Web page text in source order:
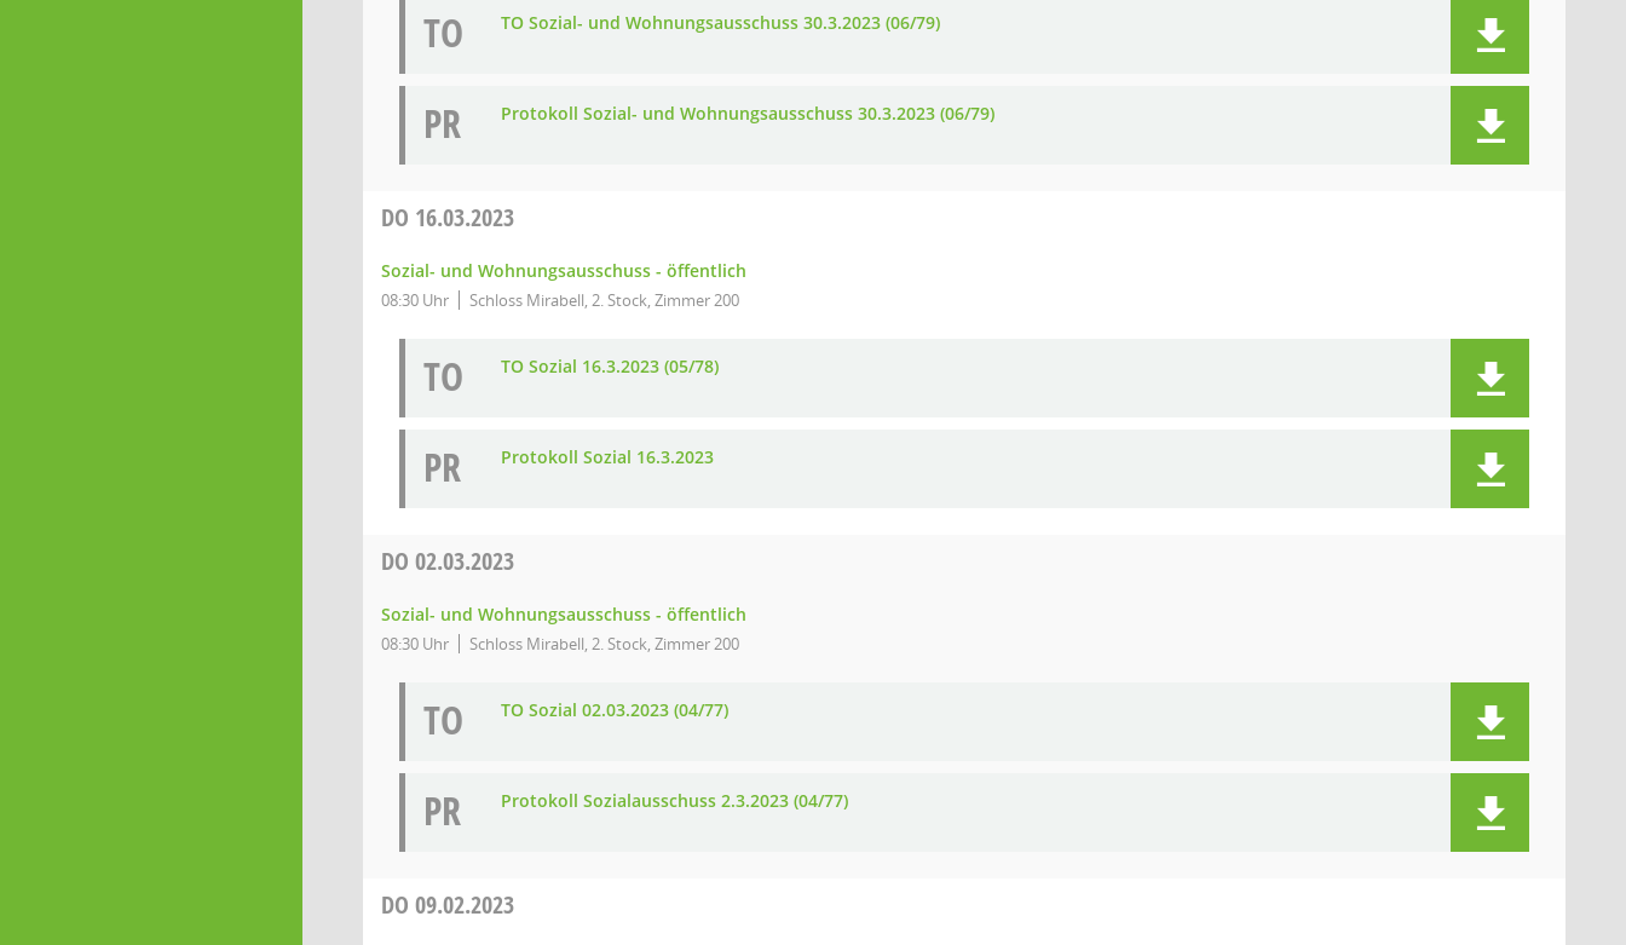
TO TO Sozial- und Wohnungsausschuss 30.3.2023 (06/79)
PR Protokoll Sozial- und Wohnungsausschuss 30.3.2023 (06/79)
DO 16.03.2023
Sozial- und Wohnungsausschuss - öffentlich
08:30 Uhr Schloss Mirabell, 2. Stock, Zimmer 200
TO TO Sozial 16.3.2023 (05/78)
PR Protokoll Sozial 16.3.2023
DO 02.03.2023
Sozial- und Wohnungsausschuss - öffentlich
08:30 Uhr Schloss Mirabell, 2. Stock, Zimmer 200
TO TO Sozial 02.03.2023 (04/77)
PR Protokoll Sozialausschuss 2.3.2023 (04/77)
DO 09.02.2023